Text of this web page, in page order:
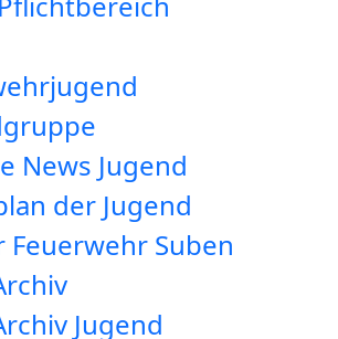
News Jugend
der Jugend
Feuerwehr Suben
Jugend